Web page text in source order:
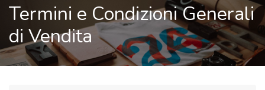
Termini e Condizioni Generali
di Vendita